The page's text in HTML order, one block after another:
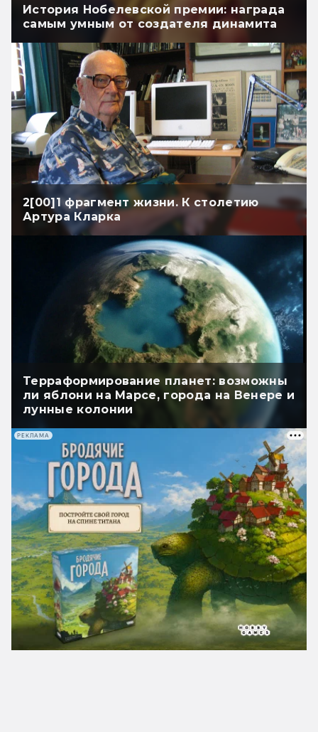
История Нобелевской премии: награда
самым умным от создателя динамита
2[00]1 фрагмент жизни. К столетию
Артура Кларка
Терраформирование планет: возможны
ли яблони на Марсе, города на Венере и
лунные колонии
РЕКЛАМА